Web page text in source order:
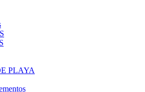
PLAYA